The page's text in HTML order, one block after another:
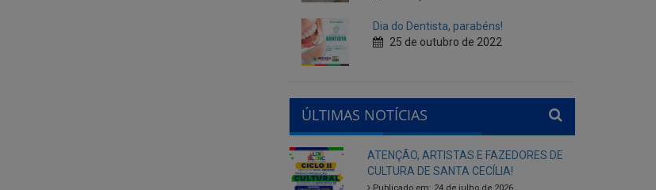
ÚLTIMAS NOTÍCIAS
CULTURA DE SANTA CECÍLIA!
Município de Santa Cecília abre seleção
interna para gestores escolares da rede